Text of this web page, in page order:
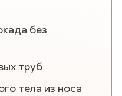
без
труб
тела из носа